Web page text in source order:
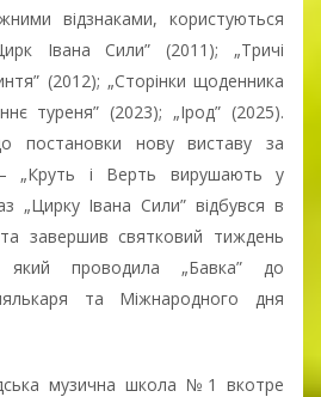
відзнаками, користуються
Івана Сили” (2011); „Тричі
(2012); „Сторінки щоденника
туреня” (2023); „Ірод” (2025).
постановки нову виставу за
„Круть і Верть вирушають у
„Цирку Івана Сили” відбувся в
завершив святковий тиждень
проводила „Бавка” до
та Міжнародного дня
музична школа №1 вкотре